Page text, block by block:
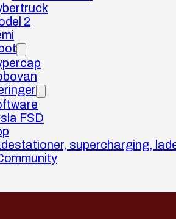
2
FSD
supercharging,